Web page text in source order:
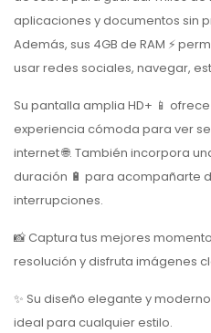
aplicaciones y documentos sin
Además, sus 4GB de RAM ⚡
usar redes sociales, navegar,
Su pantalla amplia HD+ 📱
experiencia cómoda para ver
internet 🌐. También incorpora
duración 🔋 para acompañarte
interrupciones.
📸 Captura tus mejores
resolución y disfruta imágenes
✨ Su diseño elegante y
ideal para cualquier estilo.